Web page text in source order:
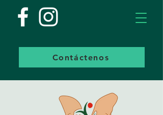
Contáctenos